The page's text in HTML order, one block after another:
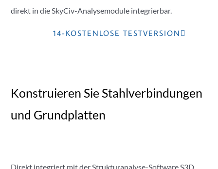
direkt in die SkyCiv-Analysemodule integrierbar.
14-KOSTENLOSE TESTVERSION
Konstruieren Sie Stahlverbindungen
und Grundplatten
Direkt integriert mit der Strukturanalyse-Software S3D